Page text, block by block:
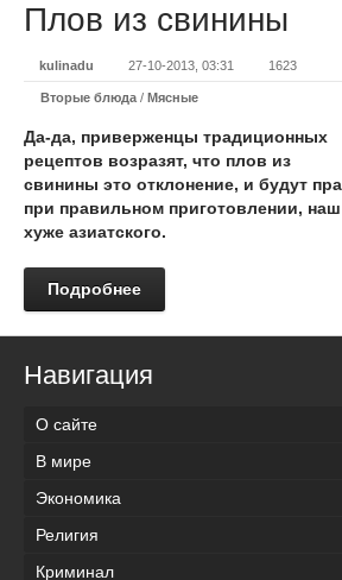
Плов из свинины
kulinadu 27-10-2013, 03:31 1623
Вторые блюда / Мясные
Да-да, приверженцы традиционных
рецептов возразят, что плов из
свинины это отклонение, и будут
при правильном приготовлении, наш
хуже азиатского.
Подробнее
Навигация
О сайте
В мире
Экономика
Религия
Криминал